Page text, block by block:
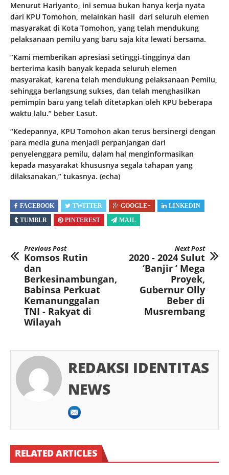
Menurut Hariyanto, ini semua bukan hanya kerja nyata
dari KPU Tomohon, melainkan hasil dari seluruh elemen
masyarakat di Kota Tomohon, yang telah mendukung
pelaksanaan pemilu yang baru saja kita lewati bersama.
“Kami memberikan apresiasi setinggi-tingginya dan
berterima kasih banyak kepada seluruh elemen
masyarakat, karena telah mendukung pelaksanaan Pemilu,
sehingga berlangsung sukses, dan telah menghasilkan
pemimpin baru yang telah ditetapkan oleh KPU beberapa
waktu lalu.” beber Lasut.
“Kedepannya, KPU Tomohon akan terus bersinergi dengan
para media guna menjadi perpanjangan dari
penyelenggara pemilu, dalam hal menginformasikan
kepada masyarakat khususnya segala tahapan yang
dilaksanakan,” tukasnya. (echa)
FACEBOOK TWITTER GOOGLE+
LINKEDIN
TUMBLR
PINTEREST MAIL
Previous Post
Komsos Rutin
dan
Berkesinambungan,
Babinsa Perkuat
Kemanunggalan
TNI - Rakyat di
Wilayah
Next Post
2020 - 2024 Sulut
‘Banjir ’ Mega
Proyek,
Gubernur Olly
Beber di
Musrembang
REDAKSI IDENTITAS
NEWS
RELATED ARTICLES